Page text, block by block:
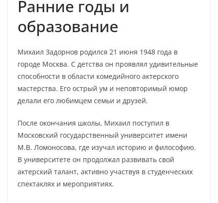
Ранние годы и
образование
Михаил Задорнов родился 21 июня 1948 года в
городе Москва. С детства он проявлял удивительные
способности в области комедийного актерского
мастерства. Его острый ум и неповторимый юмор
делали его любимцем семьи и друзей.
После окончания школы, Михаил поступил в
Московский государственный университет имени
М.В. Ломоносова, где изучал историю и философию.
В университете он продолжал развивать свой
актерский талант, активно участвуя в студенческих
спектаклях и мероприятиях.